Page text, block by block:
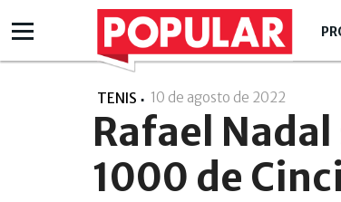
TENIS 10 de agosto de 2022
Rafael
1000 de